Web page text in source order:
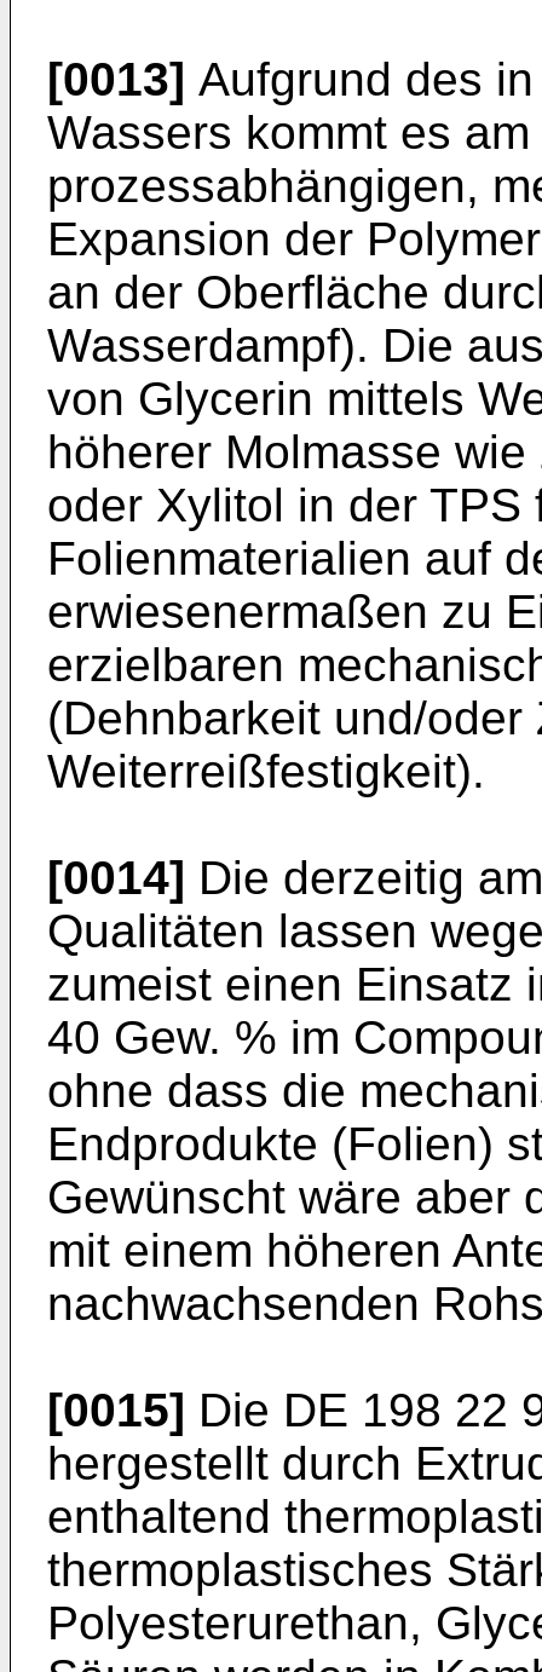
[0013] Aufgrund des
Wassers kommt es
prozessabhängigen,
Expansion der
an der Oberfläche
Wasserdampf). Die
von Glycerin mittels
höherer Molmasse
oder Xylitol in der TPS
Folienmaterialien auf
erwiesenermaßen zu
erzielbaren
(Dehnbarkeit und/oder
Weiterreißfestigkeit).
[0014] Die derzeitig
Qualitäten lassen
zumeist einen Einsatz
40 Gew. % im
ohne dass die
Endprodukte (Folien)
Gewünscht wäre aber
mit einem höheren
nachwachsenden
[0015] Die DE 198 22
hergestellt durch
enthaltend
thermoplastisches
Polyesterurethan,